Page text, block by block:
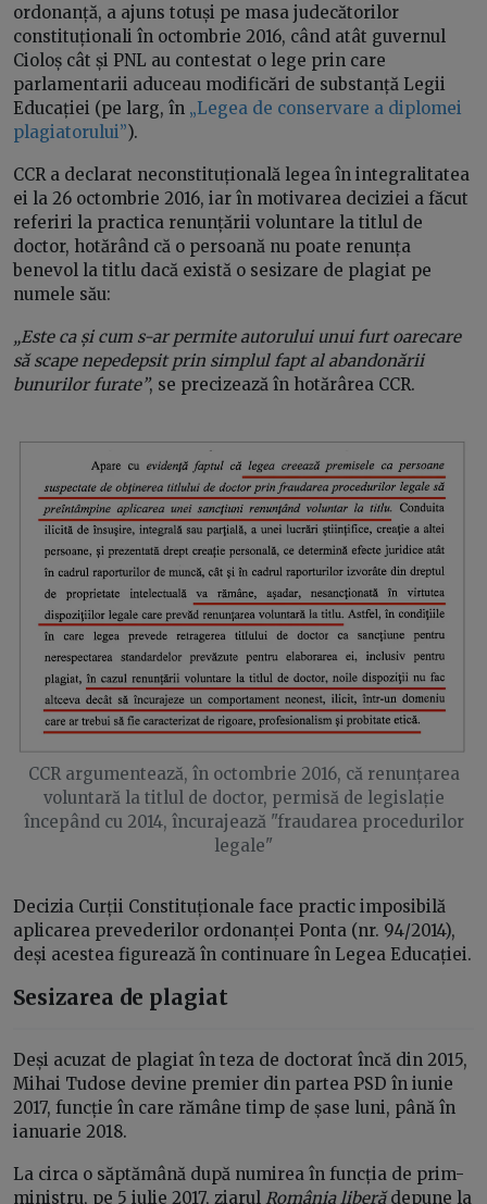
ordonanță, a ajuns totuși pe masa judecătorilor
constituționali în octombrie 2016, când atât guvernul
Cioloș cât și PNL au contestat o lege prin care
parlamentarii aduceau modificări de substanță Legii
Educației (pe larg, în „Legea de conservare a diplomei
plagiatorului”).
CCR a declarat neconstituțională legea în integralitatea
ei la 26 octombrie 2016, iar în motivarea deciziei a făcut
referiri la practica renunțării voluntare la titlul de
doctor, hotărând că o persoană nu poate renunța
benevol la titlu dacă există o sesizare de plagiat pe
numele său:
„Este ca și cum s-ar permite autorului unui furt oarecare
să scape nepedepsit prin simplul fapt al abandonării
bunurilor furate”, se precizează în hotărârea CCR.
CCR argumentează, în octombrie 2016, că renunțarea
voluntară la titlul de doctor, permisă de legislație
începând cu 2014, încurajează "fraudarea procedurilor
legale"
Decizia Curții Constituționale face practic imposibilă
aplicarea prevederilor ordonanței Ponta (nr. 94/2014),
deși acestea figurează în continuare în Legea Educației.
Sesizarea de plagiat
Deși acuzat de plagiat în teza de doctorat încă din 2015,
Mihai Tudose devine premier din partea PSD în iunie
2017, funcție în care rămâne timp de șase luni, până în
ianuarie 2018.
La circa o săptămână după numirea în funcția de prim-
ministru, pe 5 iulie 2017, ziarul România liberădepune la